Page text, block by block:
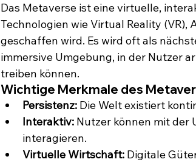
Das Metaverse ist eine virtuelle,
Technologien wie Virtual Reality (VR),
geschaffen wird. Es wird oft als
immersive Umgebung, in der Nutzer
treiben können.
Wichtige Merkmale des
Persistenz: Die Welt existiert
Interaktiv: Nutzer können mit der
interagieren.
Virtuelle Wirtschaft: Digitale